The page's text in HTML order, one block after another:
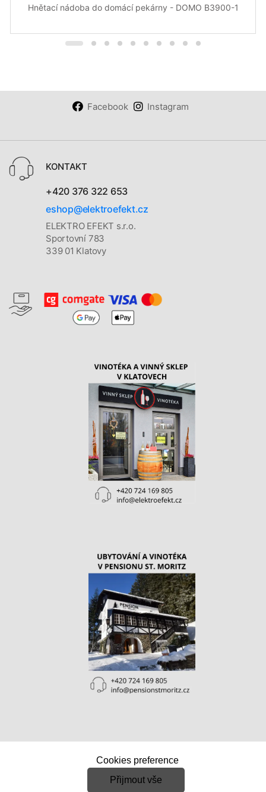
Hnětací nádoba do domácí pekárny - DOMO B3900-1
Facebook Instagram
KONTAKT
+420 376 322 653
eshop@elektroefekt.cz
ELEKTRO EFEKT s.r.o.
Sportovní 783
339 01 Klatovy
Cookies preference
Přijmout vše